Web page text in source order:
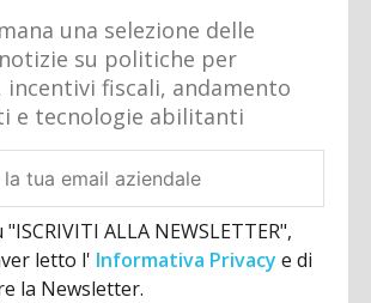
una selezione delle
su politiche per
incentivi fiscali, andamento
e tecnologie abilitanti
ALLA NEWSLETTER",
letto l' Informativa Privacye di
la Newsletter.